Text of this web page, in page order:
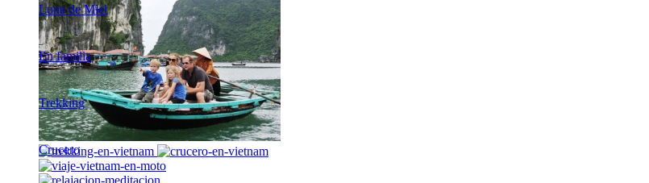
Luna de Miel
En familia
Trekking
Crucero